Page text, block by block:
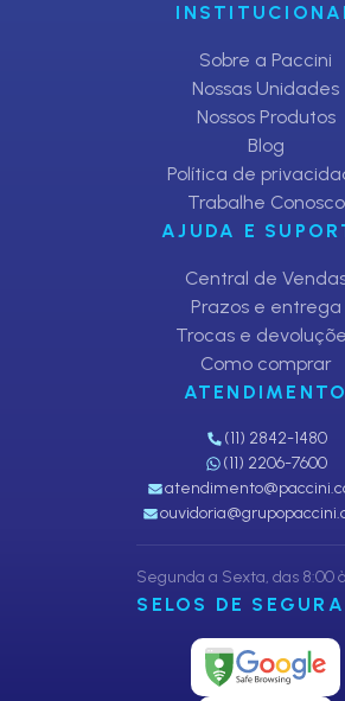
Sobre a Paccini
Nossas Unidades
Nossos Produtos
Blog
Política de
Trabalhe Conosco
AJUDA E
Central de
Prazos e entrega
Trocas e
Como comprar
ATENDIMENTO
(11) 2842-1480
(11) 2206-7600
Segunda a Sexta, das 8:00
SELOS DE